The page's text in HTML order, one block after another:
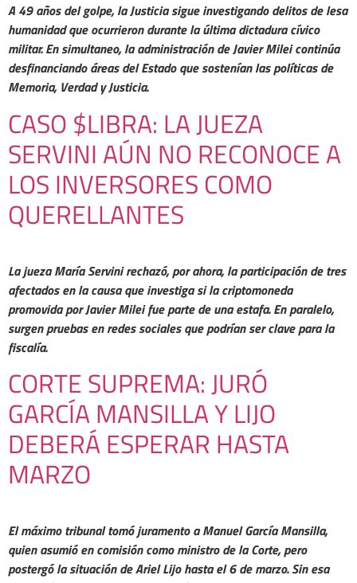
A 49 años del golpe, la Justicia sigue investigando delitos de lesa
humanidad que ocurrieron durante la última dictadura cívico
militar. En simultaneo, la administración de Javier Milei continúa
desfinanciando áreas del Estado que sostenían las políticas de
Memoria, Verdad y Justicia.
CASO $LIBRA: LA JUEZA
SERVINI AÚN NO RECONOCE A
LOS INVERSORES COMO
QUERELLANTES
La jueza María Servini rechazó, por ahora, la participación de tres
afectados en la causa que investiga si la criptomoneda
promovida por Javier Milei fue parte de una estafa. En paralelo,
surgen pruebas en redes sociales que podrían ser clave para la
fiscalía.
CORTE SUPREMA: JURÓ
GARCÍA MANSILLA Y LIJO
DEBERÁ ESPERAR HASTA
MARZO
El máximo tribunal tomó juramento a Manuel García Mansilla,
quien asumió en comisión como ministro de la Corte, pero
postergó la situación de Ariel Lijo hasta el 6 de marzo. Sin esa